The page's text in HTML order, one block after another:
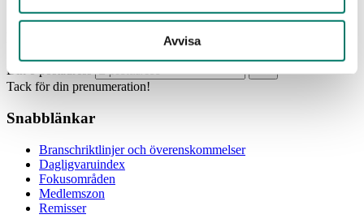
Avvisa
Din e-postadress
Tack för din prenumeration!
Snabblänkar
Branschriktlinjer och överenskommelser
Dagligvaruindex
Fokusområden
Medlemszon
Remisser